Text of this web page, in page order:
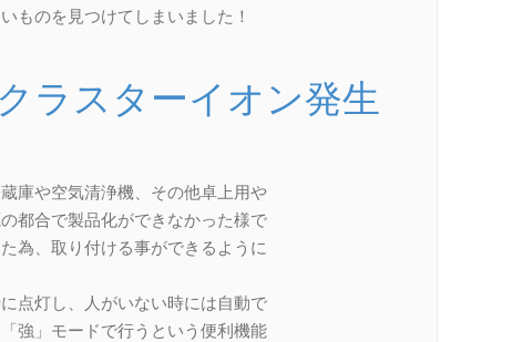
ものを見つけてしまいました！
ラスターイオン発生
庫や空気清浄機、その他卓上用や
都合で製品化ができなかった様で
為、取り付ける事ができるように
点灯し、人がいない時には自動で
強」モードで行うという便利機能